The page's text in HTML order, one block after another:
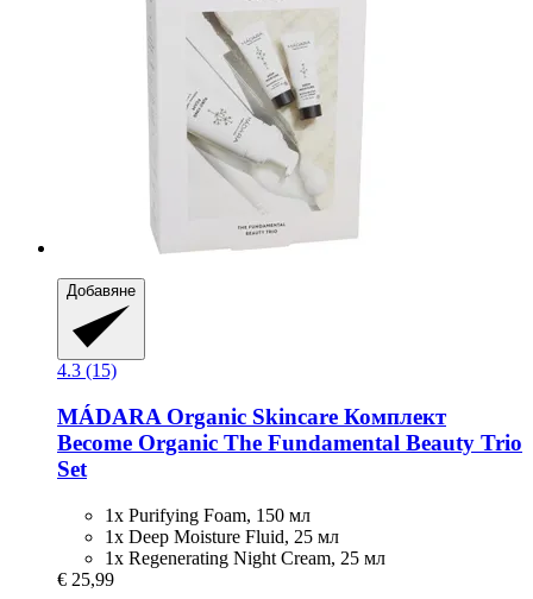
Добавяне
4.3 (15)
MÁDARA Organic Skincare Комплект
Become Organic The Fundamental Beauty Trio
Set
1x Purifying Foam, 150 мл
1x Deep Moisture Fluid, 25 мл
1x Regenerating Night Cream, 25 мл
€ 25,99